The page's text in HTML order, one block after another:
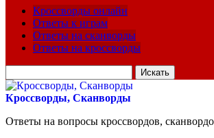
Кроссворды онлайн
Ответы к играм
Ответы на сканворды
Ответы на кроссворды
для:
Кроссворды, Сканворды
Ответы на вопросы кроссвордов,